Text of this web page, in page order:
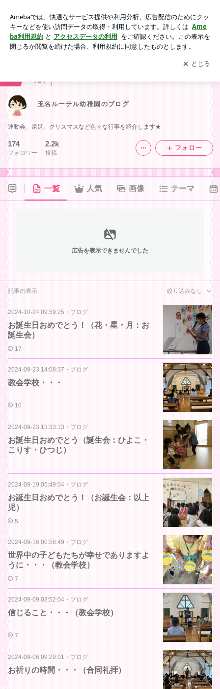
アプリをダウンロードして ブログの更新通知
を受け取りまし
ょう。
開く
437
玉名ルーテル幼稚園のブログ
運動会、遠足、クリスマスなど色々な行事を紹介します★
174
フォロワー
2.2k
投稿
フォロー
一覧 人気 画像 テーマ
広告を表示できませんでした
記事の表示 絞り込みなし
2024-10-24 09:59:25 ・ ブログ
お誕生日おめでとう！（花・星・月：お
誕生会）
17
2024-09-23 14:08:37 ・ ブログ
教会学校・・・
10
2024-09-23 13:33:13 ・ ブログ
お誕生日おめでとう（誕生会：ひよこ・
こりす・ひつじ）
2024-09-19 05:49:04 ・ ブログ
お誕生日おめでとう！（お誕生会：以上
児）
5
2024-09-16 00:58:49 ・ ブログ
世界中の子どもたちが幸せでありますよ
うに・・・（教会学校）
7
2024-09-09 03:52:04 ・ ブログ
信じること・・・（教会学校）
7
2024-09-06 09:29:01 ・ ブログ
お祈りの時間・・・（合同礼拝）